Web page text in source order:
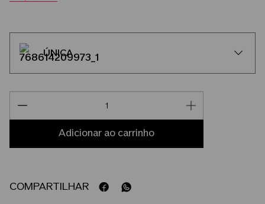
ÚNICA
adicionar ao carrinho
COMPARTILHAR